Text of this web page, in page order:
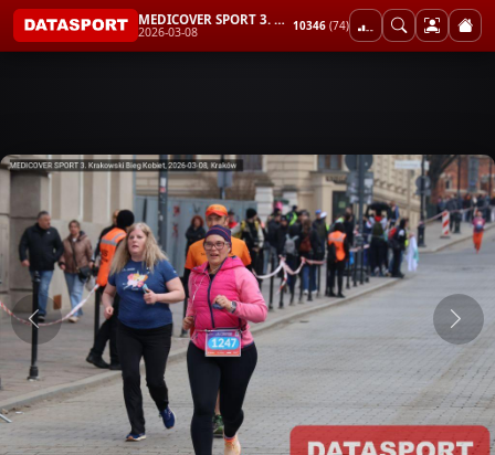
MEDICOVER SPORT 3. Krakowski Bieg Kobiet
2026-03-08 10346 (74)